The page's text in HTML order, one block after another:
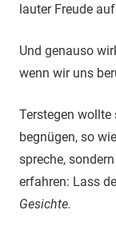
lauter Freude
Und genauso
wenn wir uns
Terstegen
begnügen, so
spreche,
erfahren: Lass
Gesichte.